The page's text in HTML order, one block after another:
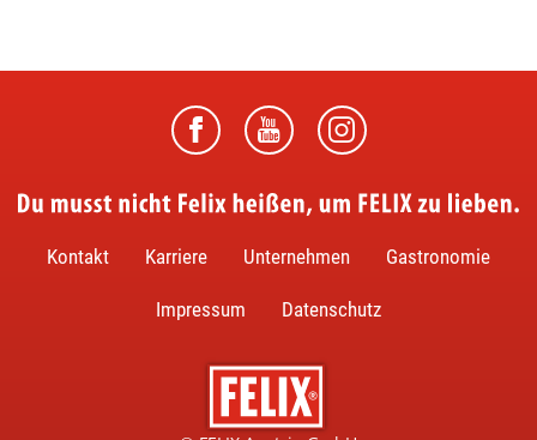
Du musst nicht Felix heißen, um FELIX zu lieben.
Kontakt Karriere Unternehmen Gastronomie
Impressum Datenschutz